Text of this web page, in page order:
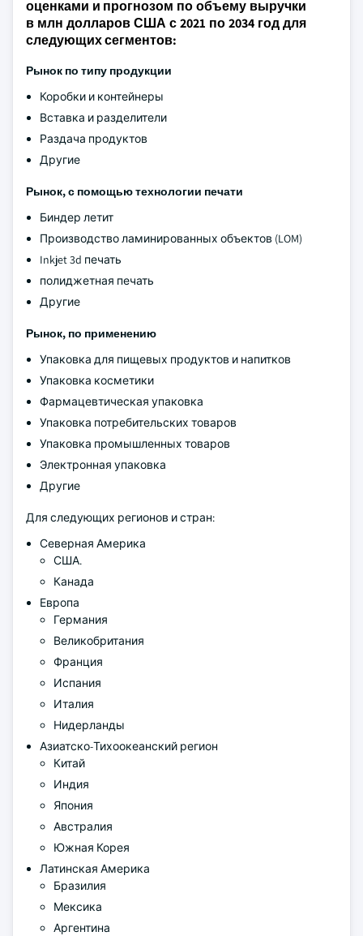
оценками и прогнозом по объему выручки
в млн долларов США с 2021 по 2034 год для
следующих сегментов:
Рынок по типу продукции
Коробки и контейнеры
Вставка и разделители
Раздача продуктов
Другие
Рынок, с помощью технологии печати
Биндер летит
Производство ламинированных объектов (LOM)
Inkjet 3d печать
полиджетная печать
Другие
Рынок, по применению
Упаковка для пищевых продуктов и напитков
Упаковка косметики
Фармацевтическая упаковка
Упаковка потребительских товаров
Упаковка промышленных товаров
Электронная упаковка
Другие
Для следующих регионов и стран:
Северная Америка
США.
Канада
Европа
Германия
Великобритания
Франция
Испания
Италия
Нидерланды
Азиатско-Тихоокеанский регион
Китай
Индия
Япония
Австралия
Южная Корея
Латинская Америка
Бразилия
Мексика
Аргентина